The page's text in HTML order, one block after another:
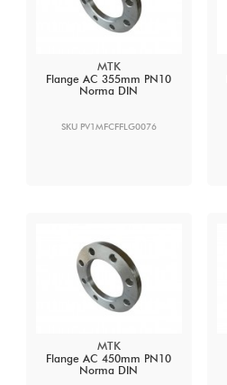
MTK
Flange AC 355mm PN10
Norma DIN
SKU PV1MFCFFLG0076
MTK
Flange AC 450mm PN10
Norma DIN